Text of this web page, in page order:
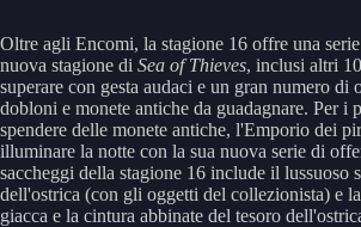
Oltre agli Encomi, la stagione 16 offre una
nuova stagione di Sea of ​​Thieves, inclusi altri
superare con gesta audaci e un gran numero di
dobloni e monete antiche da guadagnare. Per i
spendere delle monete antiche, l'Emporio dei
illuminare la notte con la sua nuova serie di
saccheggi della stagione 16 include il lussuoso
dell'ostrica (con gli oggetti del collezionista) e
giacca e la cintura abbinate del tesoro